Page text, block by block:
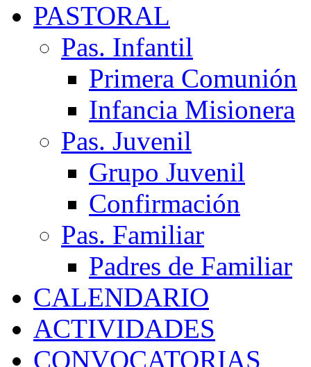
PASTORAL
Pas. Infantil
Primera Comunión
Infancia Misionera
Pas. Juvenil
Grupo Juvenil
Confirmación
Pas. Familiar
Padres de Familiar
CALENDARIO
ACTIVIDADES
CONVOCATORIAS